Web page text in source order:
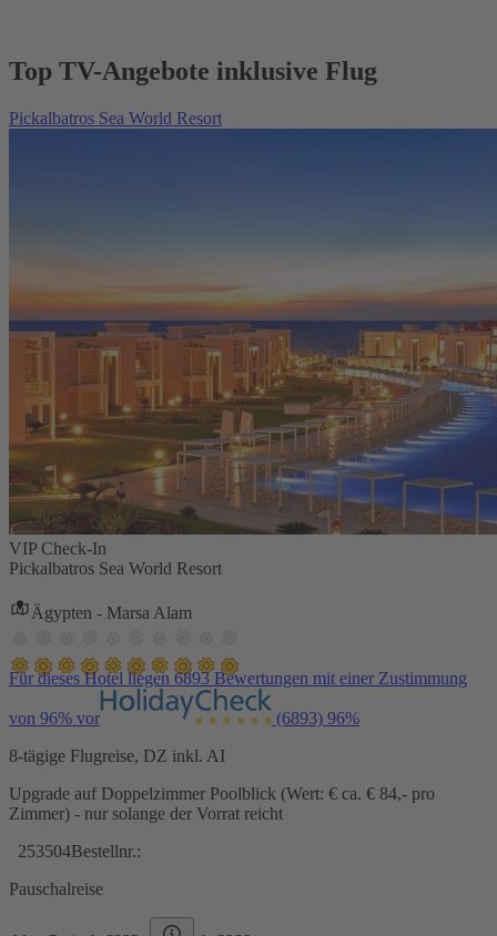
Top TV-Angebote inklusive Flug
Pickalbatros Sea World Resort
VIP Check-In
Pickalbatros Sea World Resort
Ägypten - Marsa Alam
Für dieses Hotel liegen 6893 Bewertungen mit einer Zustimmung
von 96% vor (6893) 96%
8-tägige Flugreise, DZ inkl. AI
Upgrade auf Doppelzimmer Poolblick (Wert: € ca. € 84,- pro
Zimmer) - nur solange der Vorrat reicht
253504Bestellnr.:
Pauschalreise